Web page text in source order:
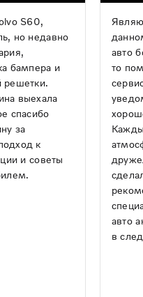
S60,
но недавно
бампера и
решетки.
выехала
спасибо
за
к
и советы
авто
то
авто
в